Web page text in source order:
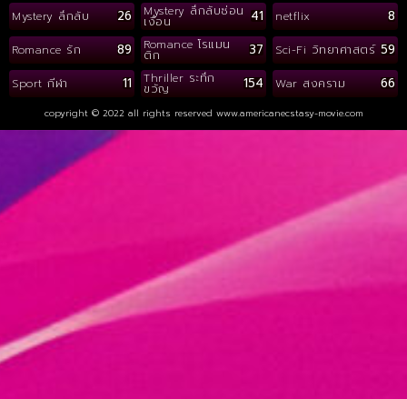
Mystery ลึกลับ 26 Mystery ลึกลับซ่อน
เงื่อน 41 netflix 8
Romance รัก 89 Romance โรแมน
ติก 37 Sci-Fi วิทยาศาสตร์ 59
Sport กีฬา 11 Thriller ระทึก
ขวัญ 154 War สงคราม 66
copyright © 2022 all rights reserved www.americanecstasy-movie.com